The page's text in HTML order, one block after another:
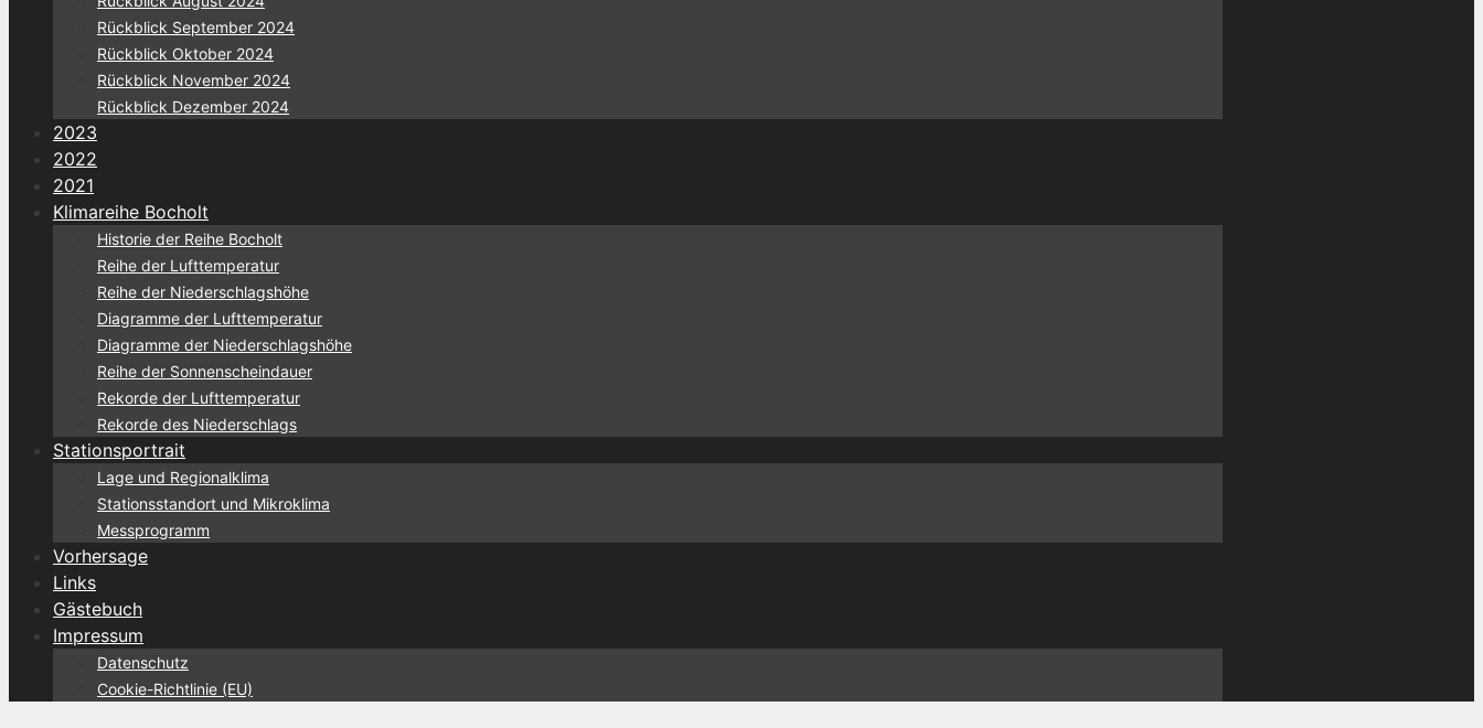
Rückblick September 2024
Rückblick Oktober 2024
Rückblick November 2024
Rückblick Dezember 2024
2023
2022
2021
Klimareihe Bocholt
Historie der Reihe Bocholt
Reihe der Lufttemperatur
Reihe der Niederschlagshöhe
Diagramme der Lufttemperatur
Diagramme der Niederschlagshöhe
Reihe der Sonnenscheindauer
Rekorde der Lufttemperatur
Rekorde des Niederschlags
Stationsportrait
Lage und Regionalklima
Stationsstandort und Mikroklima
Messprogramm
Vorhersage
Links
Gästebuch
Impressum
Datenschutz
Cookie-Richtlinie (EU)